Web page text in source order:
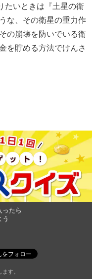
たいときは『土星の衛
な、その衛星の重力作
の崩壊を防いでいる衛
を貯める方法でけんさ
ったら
う
す。